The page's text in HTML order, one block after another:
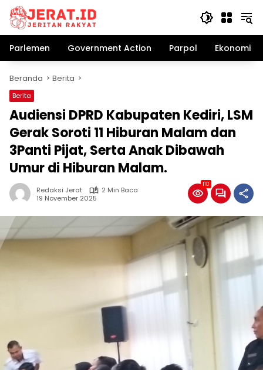
Langsung
konten
Parlemen
Government Action Parpol Ekonomi
Beranda Berita
Berita
Audiensi DPRD Kabupaten Kediri, LSM
Gerak Soroti 11 Hiburan Malam dan
3Panti Pijat, Serta Anak Dibawah
Umur di Hiburan Malam.
Redaksi Jerat
2 Min Baca
19 November 2025
110